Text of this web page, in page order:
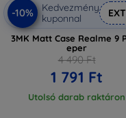
-10%
Kedvezmény
kuponnal
3MK Matt Case Realme 9
eper
4 490 Ft
1 791 Ft
Utolsó darab raktáron